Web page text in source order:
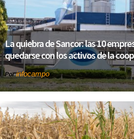
La quiebra de Sancor: las 10
quedarse con los activos de la
Porinfocampo